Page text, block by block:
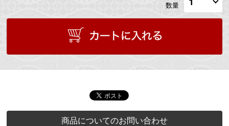
数量
商品についてのお問い合わせ